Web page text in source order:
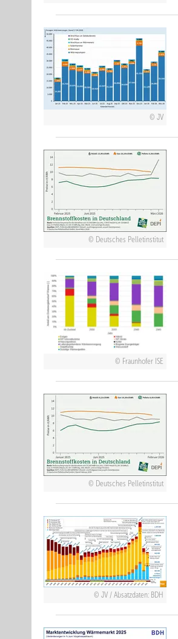
JV
Deutsches Pelletinstitut
Fraunhofer ISE
Deutsches Pelletinstitut
JV / Absatzdaten: BDH